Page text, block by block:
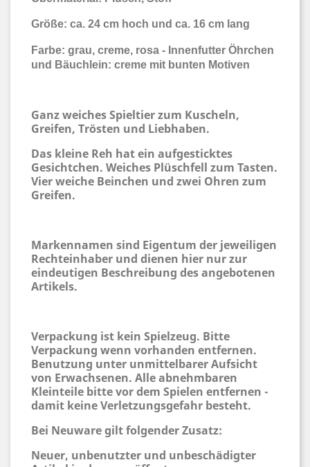
Größe: ca. 24 cm hoch und ca. 16 cm lang
Farbe: grau, creme, rosa - Innenfutter Öhrchen
und Bäuchlein: creme mit bunten Motiven
Ganz weiches Spieltier zum Kuscheln,
Greifen, Trösten und Liebhaben.
Das kleine Reh hat ein aufgesticktes
Gesichtchen. Weiches Plüschfell zum Tasten.
Vier weiche Beinchen und zwei Ohren zum
Greifen.
Markennamen sind Eigentum der jeweiligen
Rechteinhaber und dienen hier nur zur
eindeutigen Beschreibung des angebotenen
Artikels.
Verpackung ist kein Spielzeug. Bitte
Verpackung wenn vorhanden entfernen.
Benutzung unter unmittelbarer Aufsicht
von Erwachsenen. Alle abnehmbaren
Kleinteile bitte vor dem Spielen entfernen -
damit keine Verletzungsgefahr besteht.
Bei Neuware gilt folgender Zusatz:
Neuer, unbenutzter und unbeschädigter